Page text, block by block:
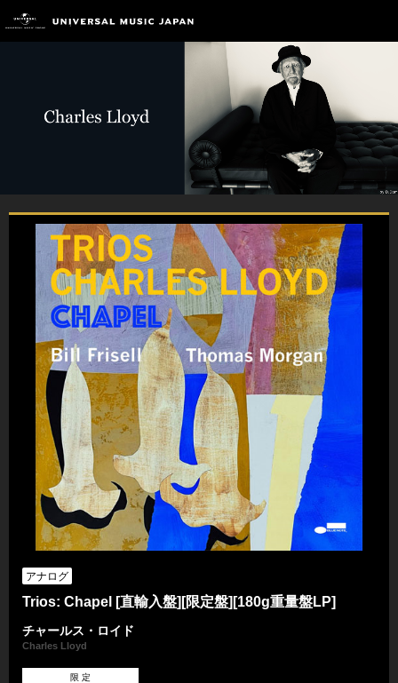
アナログ
Trios: Chapel [直輸入盤][限定盤][180g重量盤LP]
チャールス・ロイド
Charles Lloyd
限 定